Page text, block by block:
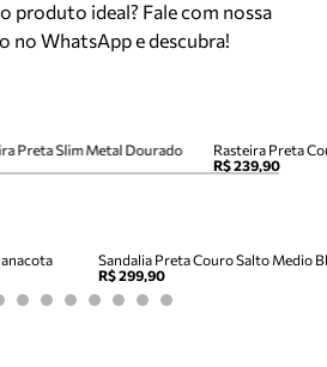
produto ideal? Fale com nossa
no WhatsApp e descubra!
Preta Slim Metal Dourado
R$ 239,90
Sandalia Preta Couro Salto Medio
R$ 299,90